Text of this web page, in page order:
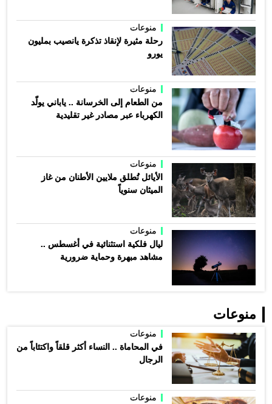
منوعات
رحلة مثيرة لإنقاذ تذكرة يانصيب بمليون
يورو
منوعات
من الطعام إلى الخرسانة .. ياباني يولّد
الكهرباء عبر مصادر غير تقليدية
منوعات
الأيائل تُطلق ملايين الأطنان من غاز
الميثان سنوياً
منوعات
ليال فلكية استثنائية في أغسطس ..
مشاهد مبهرة وحماية ضرورية
منوعات
منوعات
في المحاماة .. النساء أكثر قلقاً واكتئاباً من
الرجال
منوعات